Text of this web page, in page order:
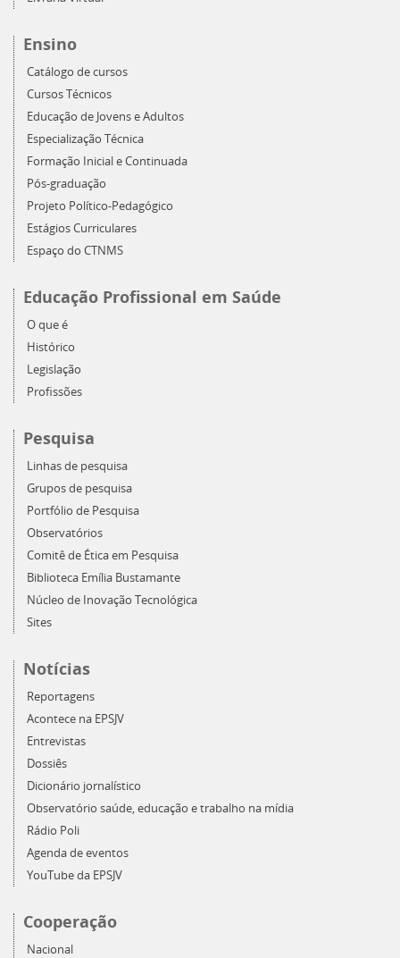
Ensino
Catálogo de cursos
Cursos Técnicos
Educação de Jovens e Adultos
Especialização Técnica
Formação Inicial e Continuada
Pós-graduação
Projeto Político-Pedagógico
Estágios Curriculares
Espaço do CTNMS
Educação Profissional em Saúde
O que é
Histórico
Legislação
Profissões
Pesquisa
Linhas de pesquisa
Grupos de pesquisa
Portfólio de Pesquisa
Observatórios
Comitê de Ética em Pesquisa
Biblioteca Emília Bustamante
Núcleo de Inovação Tecnológica
Sites
Notícias
Reportagens
Acontece na EPSJV
Entrevistas
Dossiês
Dicionário jornalístico
Observatório saúde, educação e trabalho na mídia
Rádio Poli
Agenda de eventos
YouTube da EPSJV
Cooperação
Nacional